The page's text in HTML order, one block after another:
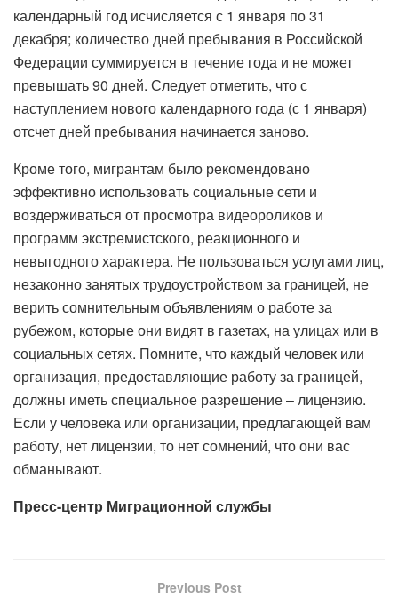
календарный год исчисляется с 1 января по 31
декабря; количество дней пребывания в Российской
Федерации суммируется в течение года и не может
превышать 90 дней. Следует отметить, что с
наступлением нового календарного года (с 1 января)
отсчет дней пребывания начинается заново.
Кроме того, мигрантам было рекомендовано
эффективно использовать социальные сети и
воздерживаться от просмотра видеороликов и
программ экстремистского, реакционного и
невыгодного характера. Не пользоваться услугами лиц,
незаконно занятых трудоустройством за границей, не
верить сомнительным объявлениям о работе за
рубежом, которые они видят в газетах, на улицах или в
социальных сетях. Помните, что каждый человек или
организация, предоставляющие работу за границей,
должны иметь специальное разрешение – лицензию.
Если у человека или организации, предлагающей вам
работу, нет лицензии, то нет сомнений, что они вас
обманывают.
Пресс-центр Миграционной службы
Previous Post